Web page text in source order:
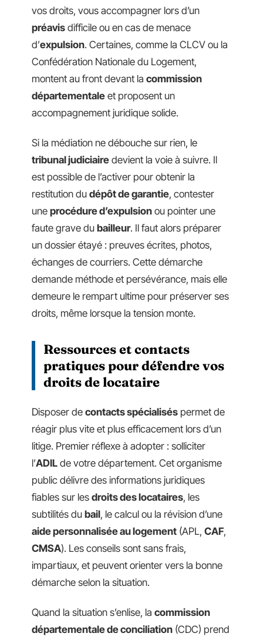
vos droits, vous accompagner lors d’un
préavis difficile ou en cas de menace
d’expulsion. Certaines, comme la CLCV ou la
Confédération Nationale du Logement,
montent au front devant la commission
départementale et proposent un
accompagnement juridique solide.
Si la médiation ne débouche sur rien, le
tribunal judiciaire devient la voie à suivre. Il
est possible de l’activer pour obtenir la
restitution du dépôt de garantie, contester
une procédure d’expulsion ou pointer une
faute grave du bailleur. Il faut alors préparer
un dossier étayé : preuves écrites, photos,
échanges de courriers. Cette démarche
demande méthode et persévérance, mais elle
demeure le rempart ultime pour préserver ses
droits, même lorsque la tension monte.
Ressources et contacts
pratiques pour défendre vos
droits de locataire
Disposer de contacts spécialisés permet de
réagir plus vite et plus efficacement lors d’un
litige. Premier réflexe à adopter : solliciter
l’ADIL de votre département. Cet organisme
public délivre des informations juridiques
fiables sur les droits des locataires, les
subtilités du bail, le calcul ou la révision d’une
aide personnalisée au logement (APL, CAF,
CMSA). Les conseils sont sans frais,
impartiaux, et peuvent orienter vers la bonne
démarche selon la situation.
Quand la situation s’enlise, la commission
départementale de conciliation (CDC) prend